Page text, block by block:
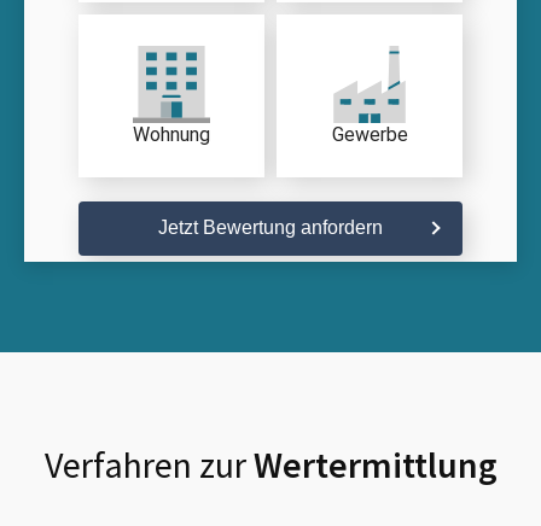
Wohnung Gewerbe
Jetzt Bewertung anfordern
Verfahren zurWertermittlung